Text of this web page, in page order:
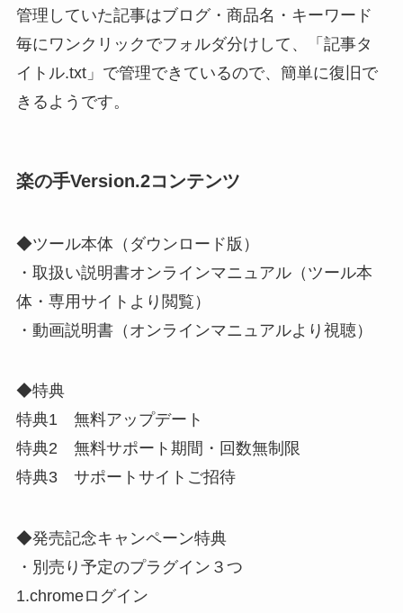
管理していた記事はブログ・商品名・キーワード
毎にワンクリックでフォルダ分けして、「記事タ
イトル.txt」で管理できているので、簡単に復旧で
きるようです。
楽の手Version.2コンテンツ
◆ツール本体（ダウンロード版）
・取扱い説明書オンラインマニュアル（ツール本
体・専用サイトより閲覧）
・動画説明書（オンラインマニュアルより視聴）
◆特典
特典1 無料アップデート
特典2 無料サポート期間・回数無制限
特典3 サポートサイトご招待
◆発売記念キャンペーン特典
・別売り予定のプラグイン３つ
1.chromeログイン